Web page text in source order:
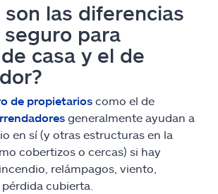
son las diferencias
para
casa y el de
de propietarios como el de
generalmente ayudan a
en sí (y otras estructuras en la
cobertizos o cercas) si hay
relámpagos, viento,
cubierta.